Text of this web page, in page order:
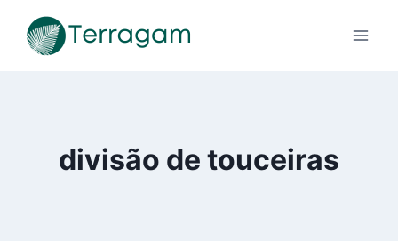
para
divisão de touceiras